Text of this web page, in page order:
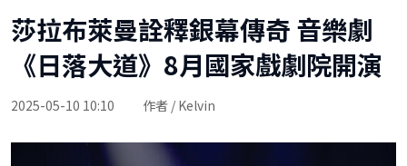
莎拉布萊曼詮釋銀幕傳奇 音樂劇
《日落大道》8月國家戲劇院開演
2025-05-10 10:10 作者 / Kelvin